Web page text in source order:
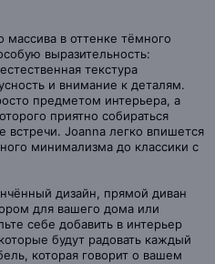
массива в оттенке тёмного
выразительность:
текстура
и внимание к деталям.
предметом интерьера, а
приятно собираться
встречи. Joanna легко впишется
минимализма до классики с
дизайн, прямой диван
для вашего дома или
себе добавить в интерьер
будут радовать каждый
которая говорит о вашем